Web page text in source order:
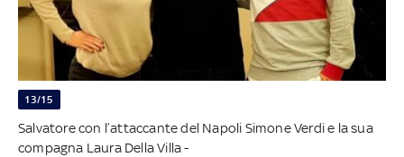
13/15
Salvatore con l’attaccante del Napoli Simone Verdi e la sua
compagna Laura Della Villa -